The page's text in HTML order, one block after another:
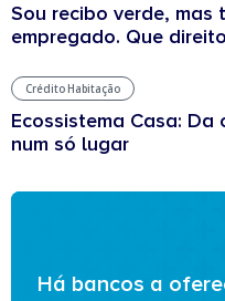
Sou recibo verde,
empregado. Que
Crédito Habitação
Ecossistema Casa: Da
num só lugar
Há bancos a